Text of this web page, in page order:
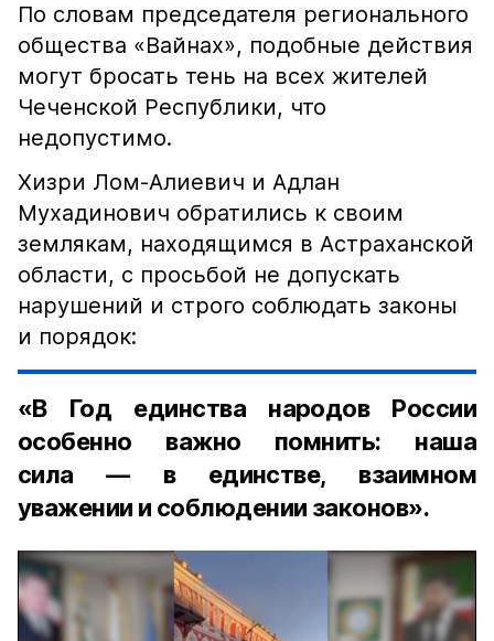
По словам председателя регионального
общества «Вайнах», подобные действия
могут бросать тень на всех жителей
Чеченской Республики, что
недопустимо.
Хизри Лом-Алиевич и Адлан
Мухадинович обратились к своим
землякам, находящимся в Астраханской
области, с просьбой не допускать
нарушений и строго соблюдать законы
и порядок:
«В Год единства народов России
особенно важно помнить: наша
сила — в единстве, взаимном
уважении и соблюдении законов».